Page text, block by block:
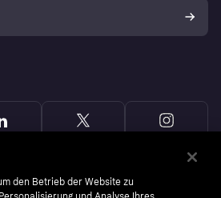
den Betrieb der Website zu